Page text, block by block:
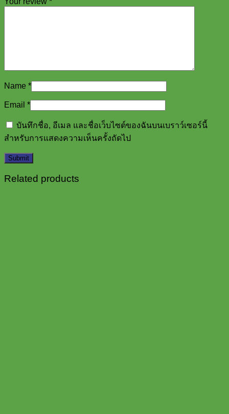
Name *
Email *
บันทึกชื่อ, อีเมล และชื่อเว็บไซต์ของฉันบนเบราว์เซอร์นี้
สำหรับการแสดงความเห็นครั้งถัดไป
Related products